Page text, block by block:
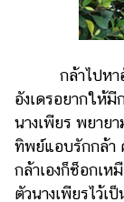
กล้าไปหาอัง
อังเดรอยากให้
นางเพียร พยาย
ทิพย์แอบรักกล้า
กล้าเองก็ช็อกเ
ตัวนางเพียรไว้